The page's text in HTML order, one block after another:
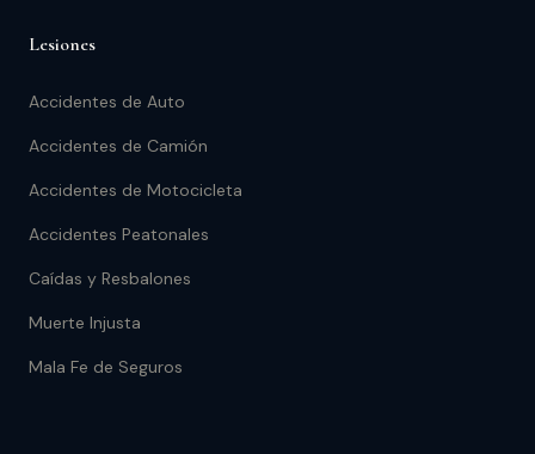
Lesiones
Accidentes de Auto
Accidentes de Camión
Accidentes de Motocicleta
Accidentes Peatonales
Caídas y Resbalones
Muerte Injusta
Mala Fe de Seguros